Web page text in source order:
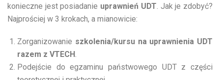
konieczne jest posiadanie uprawnień UDT. Jak je zdobyć?
Najprościej w 3 krokach, a mianowicie:
Zorganizowanie szkolenia/kursu na uprawnienia UDT
razem z VTECH.
Podejście do egzaminu państwowego UDT z części